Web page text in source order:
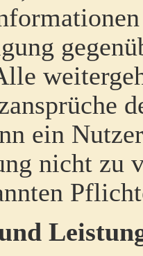
ein
nicht zu